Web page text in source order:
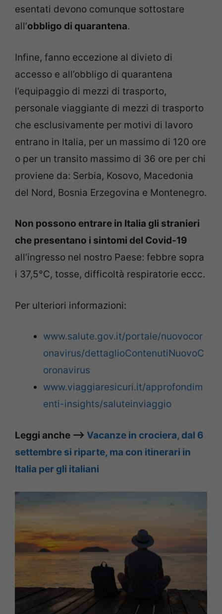
esentati devono comunque sottostare
all’obbligo di quarantena.
Infine, fanno eccezione al divieto di
accesso e all’obbligo di quarantena
l’equipaggio di mezzi di trasporto,
personale viaggiante di mezzi di trasporto
che esclusivamente per motivi di lavoro
entrano in Italia, per un massimo di 120 ore
o per un transito massimo di 36 ore per chi
proviene da: Serbia, Kosovo, Macedonia
del Nord, Bosnia Erzegovina e Montenegro.
Non possono entrare in Italia gli stranieri
che presentano i sintomi del Covid-19
all’ingresso nel nostro Paese: febbre sopra
i 37,5°C, tosse, difficoltà respiratorie eccc.
Per ulteriori informazioni:
www.salute.gov.it/portale/nuovocor
onavirus/dettaglioContenutiNuovoC
oronavirus
www.viaggiaresicuri.it/approfondim
enti-insights/saluteinviaggio
Leggi anche –> Vacanze in crociera, dal 6
settembre si riparte, ma con itinerari in
Italia per gli italiani